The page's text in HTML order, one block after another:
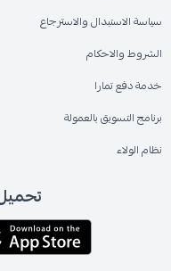
سياسة الاستبدال والاسترجاع
الشروط والاحكام
خدمة دفع تمارا
برنامج التسويق بالعمولة
نظام الولاء